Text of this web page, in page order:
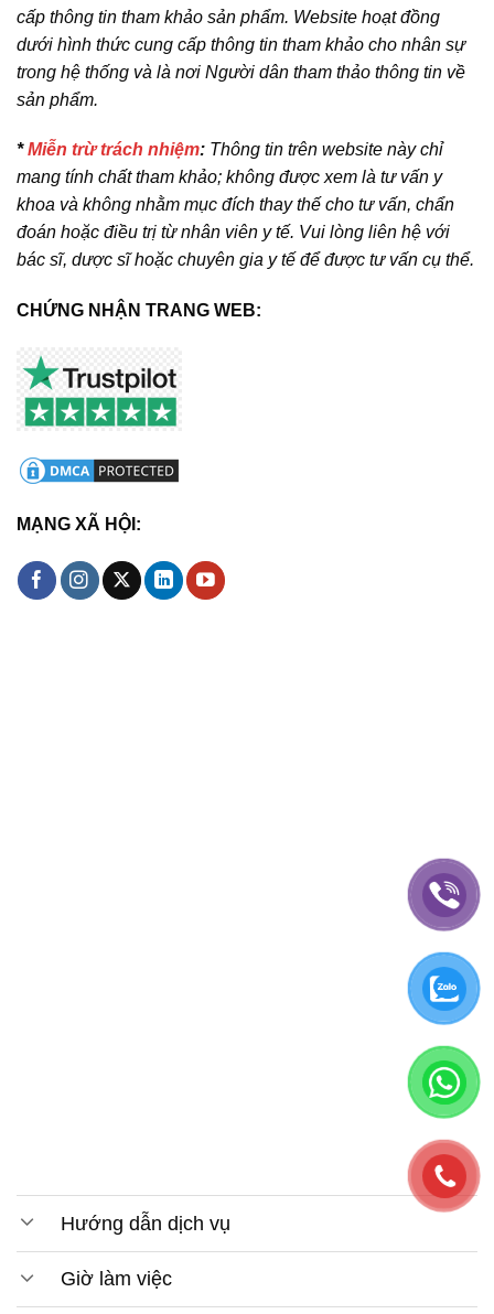
cấp thông tin tham khảo sản phẩm. Website hoạt đồng
dưới hình thức cung cấp thông tin tham khảo cho nhân sự
trong hệ thống và là nơi Người dân tham thảo thông tin về
sản phẩm.
*Miễn trừ trách nhiệm: Thông tin trên website này chỉ
mang tính chất tham khảo; không được xem là tư vấn y
khoa và không nhằm mục đích thay thế cho tư vấn, chẩn
đoán hoặc điều trị từ nhân viên y tế. Vui lòng liên hệ với
bác sĩ, dược sĩ hoặc chuyên gia y tế để được tư vấn cụ thể.
CHỨNG NHẬN TRANG WEB:
MẠNG XÃ HỘI:
Hướng dẫn dịch vụ
Giờ làm việc